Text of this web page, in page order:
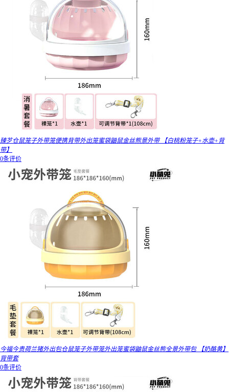
臻芕仓鼠笼子外带笼便携背带外出笼蜜袋鼬鼠金丝熊景外带 【白桃粉笼子+水壶+背
带】
0条评价
今福今贵荷兰猪外出包仓鼠笼子外带笼外出笼蜜袋鼬鼠金丝熊全景外带包 【奶酪黄】
背带套
0条评价